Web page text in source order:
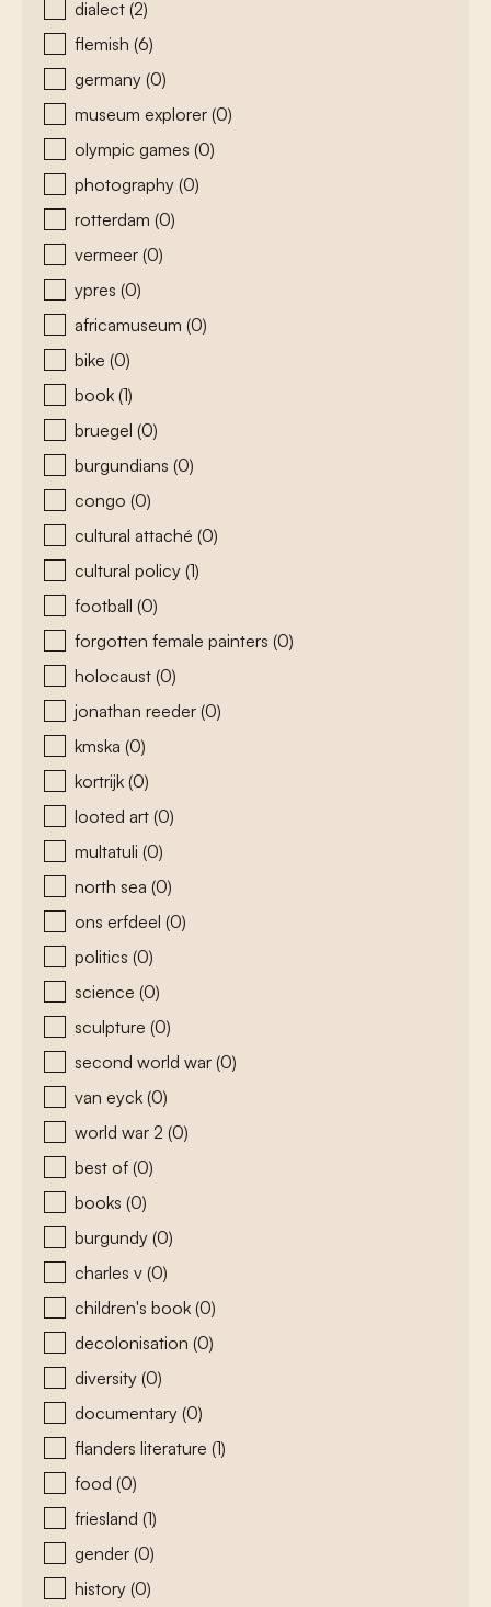
dialect (2)
flemish (6)
germany (0)
museum explorer (0)
olympic games (0)
photography (0)
rotterdam (0)
vermeer (0)
ypres (0)
africamuseum (0)
bike (0)
book (1)
bruegel (0)
burgundians (0)
congo (0)
cultural attaché (0)
cultural policy (1)
football (0)
forgotten female painters (0)
holocaust (0)
jonathan reeder (0)
kmska (0)
kortrijk (0)
looted art (0)
multatuli (0)
north sea (0)
ons erfdeel (0)
politics (0)
science (0)
sculpture (0)
second world war (0)
van eyck (0)
world war 2 (0)
best of (0)
books (0)
burgundy (0)
charles v (0)
children's book (0)
decolonisation (0)
diversity (0)
documentary (0)
flanders literature (1)
food (0)
friesland (1)
gender (0)
history (0)